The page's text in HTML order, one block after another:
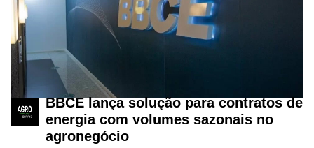
Liberali
Néctar
Tecprime
Agro
Lean
BBCE lança solução para contratos de
energia com volumes sazonais no
agronegócio